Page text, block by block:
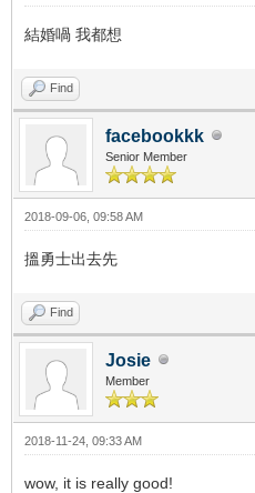
結婚喎 我都想
Find
facebookkk
Senior Member
2018-09-06, 09:58 AM
搵勇士出去先
Find
Josie
Member
2018-11-24, 09:33 AM
wow, it is really good!